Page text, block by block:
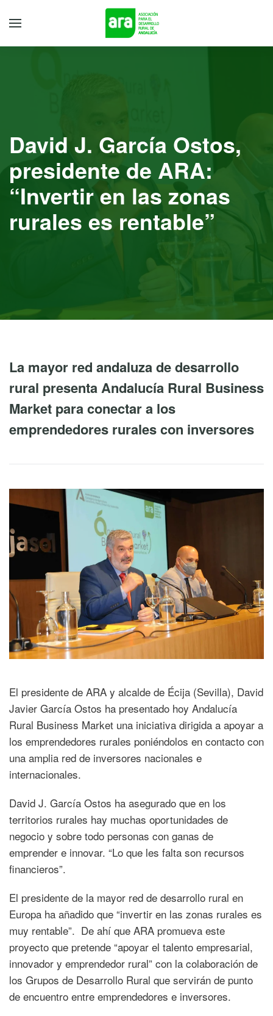
David J. García Ostos,
presidente de ARA:
“Invertir en las zonas
rurales es rentable”
La mayor red andaluza de desarrollo
rural presenta Andalucía Rural Business
Market para conectar a los
emprendedores rurales con inversores
El presidente de ARA y alcalde de Écija (Sevilla), David
Javier García Ostos ha presentado hoy Andalucía
Rural Business Market una iniciativa dirigida a apoyar a
los emprendedores rurales poniéndolos en contacto con
una amplia red de inversores nacionales e
internacionales.
David J. García Ostos ha asegurado que en los
territorios rurales hay muchas oportunidades de
negocio y sobre todo personas con ganas de
emprender e innovar. “Lo que les falta son recursos
financieros”.
El presidente de la mayor red de desarrollo rural en
Europa ha añadido que “invertir en las zonas rurales es
muy rentable”. De ahí que ARA promueva este
proyecto que pretende “apoyar el talento empresarial,
innovador y emprendedor rural” con la colaboración de
los Grupos de Desarrollo Rural que servirán de punto
de encuentro entre emprendedores e inversores.